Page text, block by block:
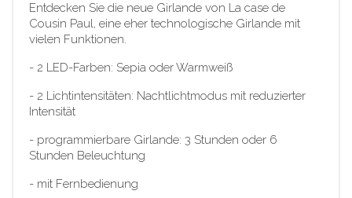
Entdecken Sie die neue Girlande von La case de
Cousin Paul, eine eher technologische Girlande mit
vielen Funktionen.
- 2 LED-Farben: Sepia oder Warmweiß
- 2 Lichtintensitäten: Nachtlichtmodus mit reduzierter
Intensität
- programmierbare Girlande: 3 Stunden oder 6
Stunden Beleuchtung
- mit Fernbedienung